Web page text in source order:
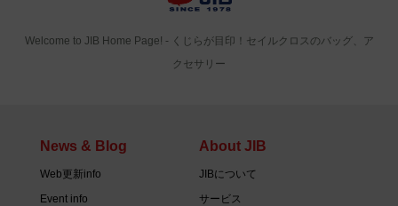
Welcome to JIB Home Page! ‐ くじらが目印！セイルクロスのバッグ、ア
クセサリー
News & Blog
Web更新info
Event info
About JIB
JIBについて
サービス